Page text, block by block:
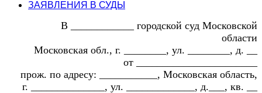
ЗАЯВЛЕНИЯ В СУДЫ
В ____________ городской суд Московской
области
Московская обл., г. ________, ул. ________, д. __
от _______________________
прож. по адресу: ___________, Московская область,
г. ______________, ул. _____________, д.___, кв. __